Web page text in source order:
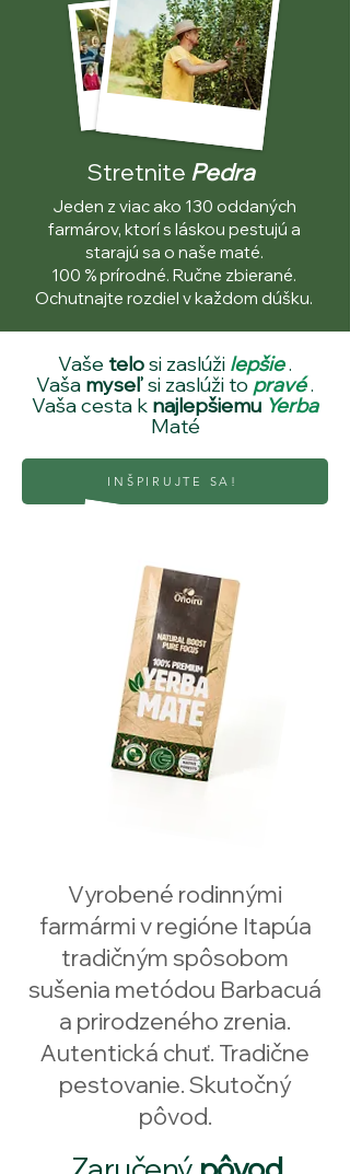
Stretnite Pedra
Jeden z viac ako 130 oddaných
farmárov, ktorí s láskou pestujú a
starajú sa o naše maté.
100 % prírodné. Ručne zbierané.
Ochutnajte rozdiel v každom dúšku.
Vašetelosi zaslúži lepšie.
Vaša myseľsi zaslúži to pravé.
Vaša cesta k najlepšiemu Yerba
Maté
INŠPIRUJTE SA!
Vyrobené rodinnými
farmármi v regióne Itapúa
tradičným spôsobom
sušenia metódou Barbacuá
a prirodzeného zrenia.
Autentická chuť. Tradične
pestovanie. Skutočný
pôvod.